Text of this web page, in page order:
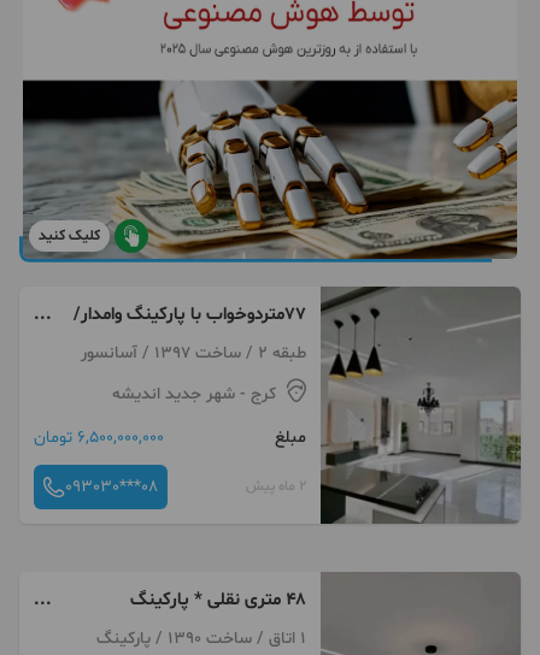
کلیک کنید
۷۷متردوخواب با پارکینگ وامدار/
غرق نور/روبنما
طبقه 2 / ساخت 1397 / آسانسور
کرج - شهر جدید اندیشه
مبلغ
6,500,000,000 تومان
2 ماه پیش 093030***08
۴۸ متری نقلی * پارکینگ
اختصاصی * طبقه دوم1 اتاق / ساخت 1390 / پارکینگ